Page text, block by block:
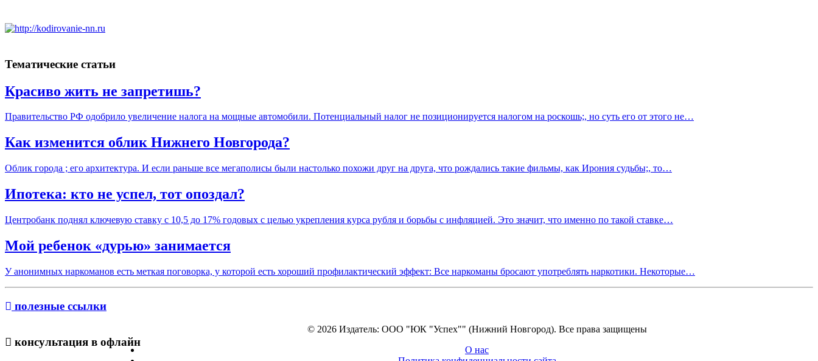
Тематические статьи
Красиво жить не запретишь?
Правительство РФ одобрило увеличение налога на мощные автомобили. Потенциальный налог не позиционируется налогом на роскошь;, но суть его от этого не…
Как изменится облик Нижнего Новгорода?
Облик города ; его архитектура. И если раньше все мегаполисы были настолько похожи друг на друга, что рождались такие фильмы, как Ирония судьбы;, то…
Ипотека: кто не успел, тот опоздал?
Центробанк поднял ключевую ставку с 10,5 до 17% годовых с целью укрепления курса рубля и борьбы с инфляцией. Это значит, что именно по такой ставке…
Мой ребенок «дурью» занимается
У анонимных наркоманов есть меткая поговорка, у которой есть хороший профилактический эффект: Все наркоманы бросают употреблять наркотики. Некоторые…
полезные ссылки
консультация в офлайн
© 2026 Издатель: ООО "ЮК "Успех"" (Нижний Новгород). Все права защищены
О нас